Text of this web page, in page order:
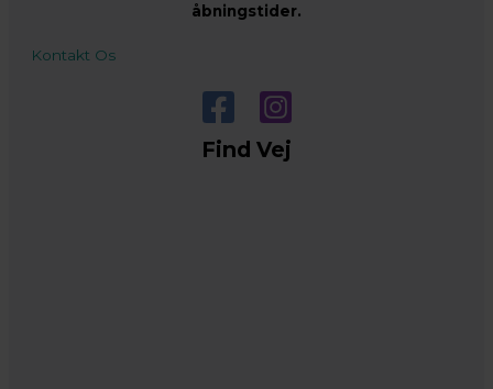
åbningstider.
Kontakt Os
Find Vej